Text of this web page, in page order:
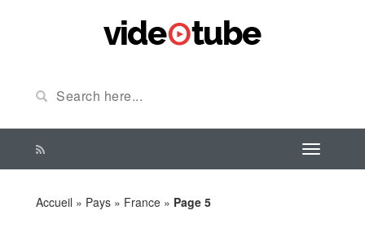
Accueil » Pays » France » Page 5